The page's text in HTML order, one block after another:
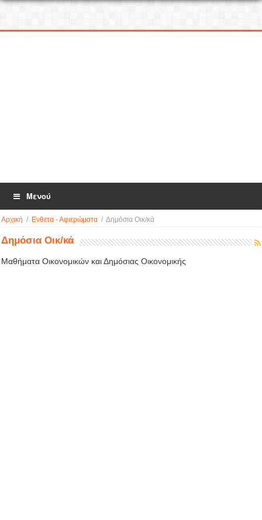
Μενού
Αρχική / Ενθετα - Αφιερώματα / Δημόσια Οικ/κά
Δημόσια Οικ/κά
Μαθήματα Οικονομικών και Δημόσιας Οικονομικής